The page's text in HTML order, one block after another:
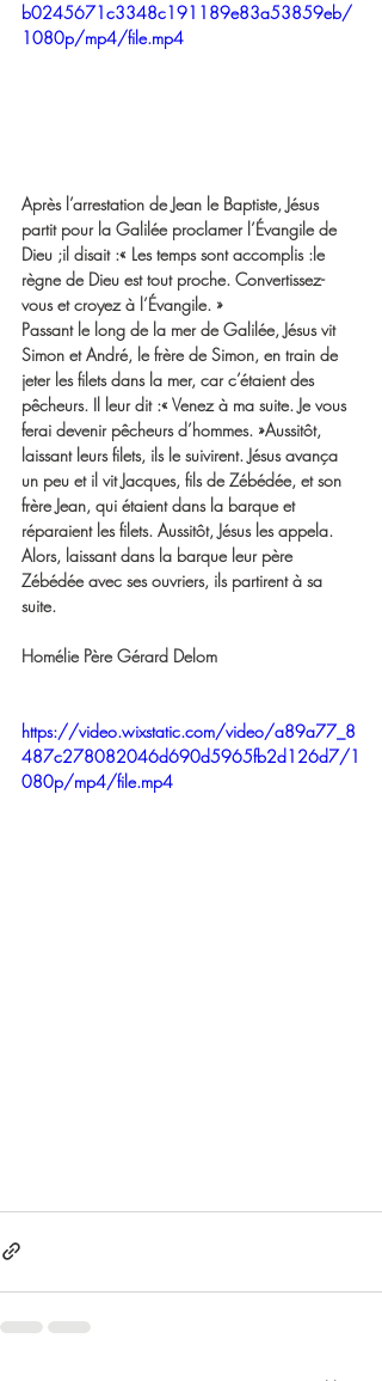
b0245671c3348c191189e83a53859eb/
1080p/mp4/file.mp4
Après l’arrestation de Jean le Baptiste, Jésus
partit pour la Galilée proclamer l’Évangile de
Dieu ;il disait :« Les temps sont accomplis :le
règne de Dieu est tout proche. Convertissez-
vous et croyez à l’Évangile. »
Passant le long de la mer de Galilée, Jésus vit
Simon et André, le frère de Simon, en train de
jeter les filets dans la mer, car c’étaient des
pêcheurs. Il leur dit :« Venez à ma suite. Je vous
ferai devenir pêcheurs d’hommes. »Aussitôt,
laissant leurs filets, ils le suivirent. Jésus avança
un peu et il vit Jacques, fils de Zébédée, et son
frère Jean, qui étaient dans la barque et
réparaient les filets. Aussitôt, Jésus les appela.
Alors, laissant dans la barque leur père
Zébédée avec ses ouvriers, ils partirent à sa
suite.
Homélie Père Gérard Delom
https://video.wixstatic.com/video/a89a77_8
487c278082046d690d5965fb2d126d7/1
080p/mp4/file.mp4